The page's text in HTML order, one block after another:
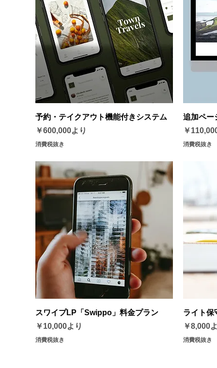
クイックビュー
予約・テイクアウト機能付きシステム
￥600,000より
セール価格
消費税抜き
追加ペー
価格
￥
消費税抜き
クイックビュー
スワイプLP「Swippo」料金プラン
￥10,000より
セール価格
消費税抜き
ライト保
￥8,000
セール価
消費税抜き